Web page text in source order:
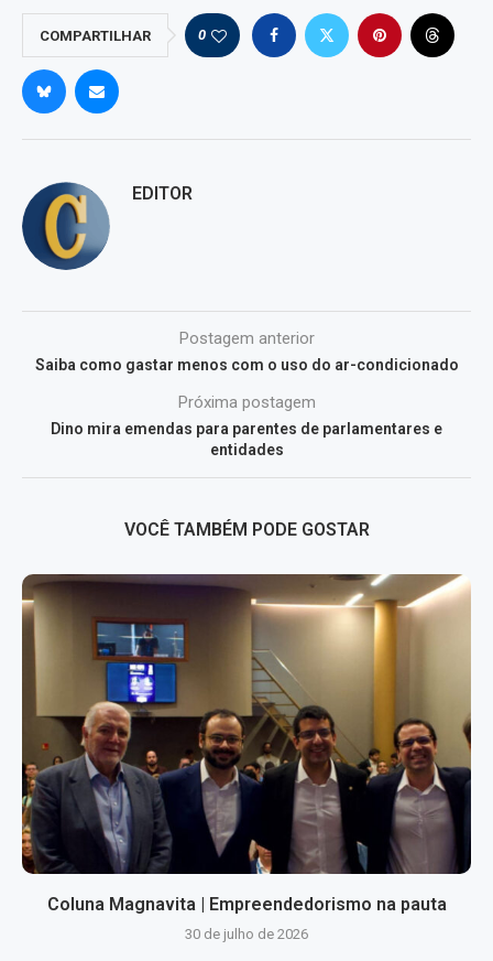
COMPARTILHAR 0
EDITOR
Postagem anterior
Saiba como gastar menos com o uso do ar-condicionado
Próxima postagem
Dino mira emendas para parentes de parlamentares e
entidades
VOCÊ TAMBÉM PODE GOSTAR
Coluna Magnavita | Empreendedorismo na pauta
30 de julho de 2026